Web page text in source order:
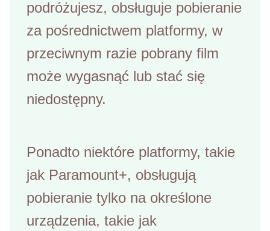
podróżujesz, obsługuje pobieranie
za pośrednictwem platformy, w
przeciwnym razie pobrany film
może wygasnąć lub stać się
niedostępny.
Ponadto niektóre platformy, takie
jak Paramount+, obsługują
pobieranie tylko na określone
urządzenia, takie jak